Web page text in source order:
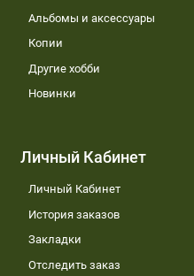
Альбомы и аксессуары
Копии
Другие хобби
Новинки
Личный Кабинет
Личный Кабинет
История заказов
Закладки
Отследить заказ